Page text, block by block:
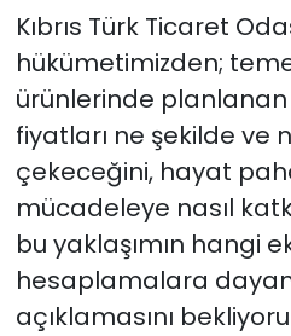
Kıbrıs Türk Ticaret
hükümetimizden;
ürünlerinde planlanan
fiyatları ne şekilde ve
çekeceğini, hayat
mücadeleye nasıl
bu yaklaşımın hangi
hesaplamalara
açıklamasını